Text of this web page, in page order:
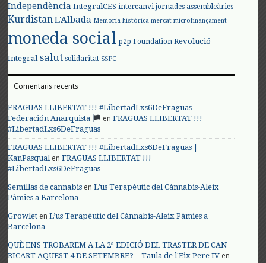
Independència IntegralCES intercanvi jornades assembleàries
KurdistanL'Albada Memòria històrica mercat microfinançament
moneda social p2p Foundation Revolució
Integral salut solidaritat SSPC
Comentaris recents
FRAGUAS LLIBERTAT !!! #LibertadLxs6DeFraguas –
Federación Anarquista
enFRAGUAS LLIBERTAT !!!
#LibertadLxs6DeFraguas
FRAGUAS LLIBERTAT !!! #LibertadLxs6DeFraguas |
KanPasqualenFRAGUAS LLIBERTAT !!!
#LibertadLxs6DeFraguas
Semillas de cannabis enL’us Terapèutic del Cànnabis-Aleix
Pàmies a Barcelona
Growlet enL’us Terapèutic del Cànnabis-Aleix Pàmies a
Barcelona
QUÈ ENS TROBAREM A LA 2ª EDICIÓ DEL TRASTER DE CAN
RICART AQUEST 4 DE SETEMBRE? – Taula de l'Eix Pere IV en